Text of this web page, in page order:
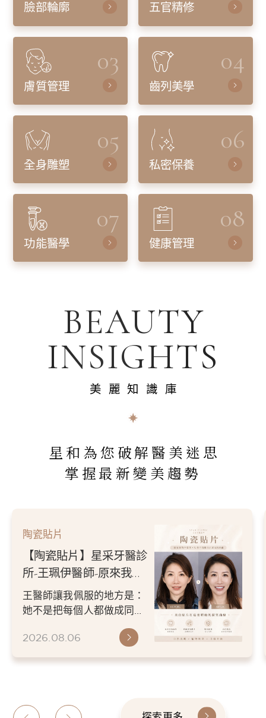
臉部輪廓 五官精修
03
膚質管理
04
齒列美學
05
全身雕塑
06
私密保養
07
功能醫學
08
健康管理
BEAUTY
INSIGHTS
美麗知識庫
星和為您破解醫美迷思
掌握最新變美趨勢
陶瓷貼片
【陶瓷貼片】星采牙醫診
所-王珮伊醫師-原來我的
不愛笑，只是不喜歡自己
原本的牙齒
王醫師讓我佩服的地方是：
她不是把每個人都做成同一
更適合自己的樣子。 現...
2026.08.06